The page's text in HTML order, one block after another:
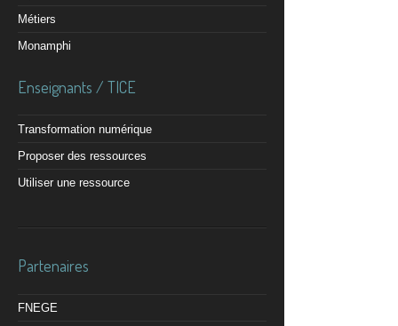
Métiers
Monamphi
Enseignants / TICE
Transformation numérique
Proposer des ressources
Utiliser une ressource
Partenaires
FNEGE